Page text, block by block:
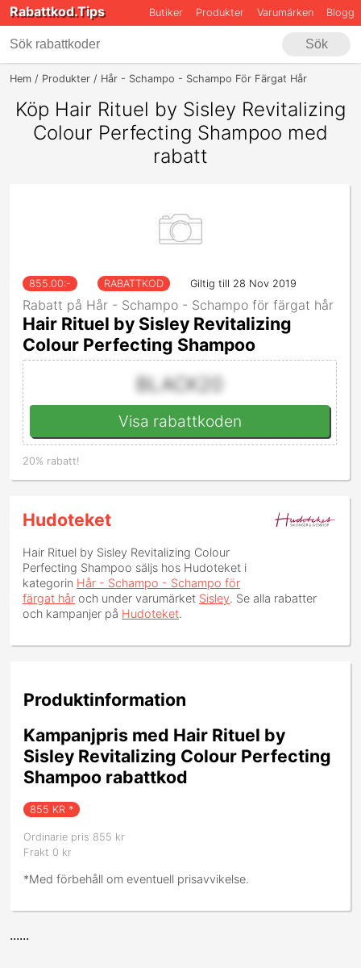
Rabattkod.Tips Butiker Produkter Varumärken Blogg
Sök
Hem Produkter Hår - Schampo - Schampo För Färgat Hår
Köp Hair Rituel by Sisley Revitalizing
Colour Perfecting Shampoo med
rabatt
855.00:- RABATTKOD Giltig till 28 Nov 2019
Rabatt på Hår - Schampo - Schampo för färgat hår
Hair Rituel by Sisley Revitalizing
Colour Perfecting Shampoo
BLACK20
Visa rabattkoden
20% rabatt!
Hudoteket
Hair Rituel by Sisley Revitalizing Colour
Perfecting Shampoo säljs hos Hudoteket i
kategorin Hår - Schampo - Schampo för
färgat hår och under varumärket Sisley. Se alla rabatter
och kampanjer på Hudoteket.
Produktinformation
Kampanjpris med Hair Rituel by
Sisley Revitalizing Colour Perfecting
Shampoo rabattkod
855 KR *
Ordinarie pris 855 kr
Frakt 0 kr
*Med förbehåll om eventuell prisavvikelse.
......